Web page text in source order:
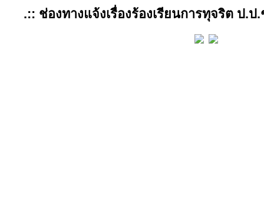
Vasiljevski
.:: ช่องทางแจ้งเรื่องร้องเรียนการทุจริต ป.